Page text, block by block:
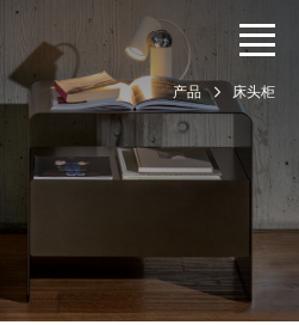
产品 床头柜